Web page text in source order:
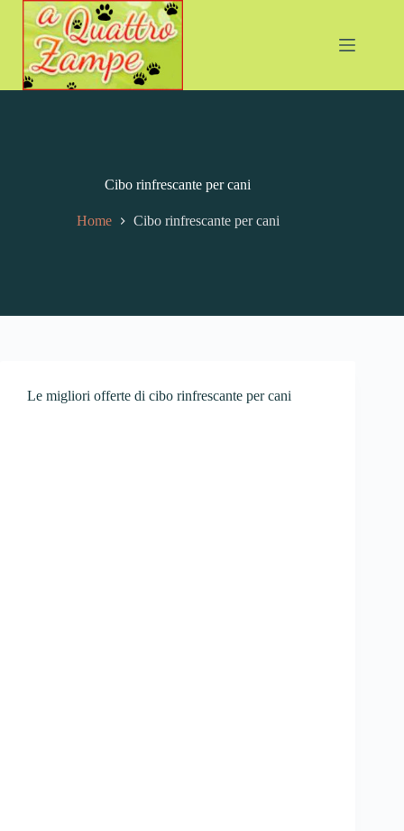
Cibo rinfrescante per cani
Home Cibo rinfrescante per cani
Le migliori offerte di cibo rinfrescante per cani